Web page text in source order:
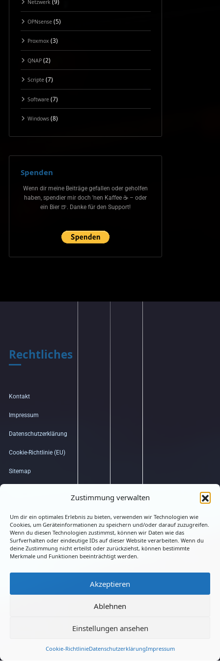
Zustimmung verwalten
Um dir ein optimales Erlebnis zu bieten, verwenden wir Technologien wie
Cookies, um Geräteinformationen zu speichern und/oder darauf zuzugreifen.
Wenn du diesen Technologien zustimmst, können wir Daten wie das
Surfverhalten oder eindeutige IDs auf dieser Website verarbeiten. Wenn du
deine Zustimmung nicht erteilst oder zurückziehst, können bestimmte
Merkmale und Funktionen beeinträchtigt werden.
Akzeptieren
Ablehnen
Einstellungen ansehen
Cookie-RichtlinieDatenschutzerklärungImpressum
Netzwerk(9)
OPNsense(5)
Proxmox (3)
QNAP(2)
Scripte(7)
Software(7)
Windows(8)
Spenden
Wenn dir meine Beiträge gefallen oder geholfen
haben, spendier mir doch ’nen Kaffee ☕ – oder
ein Bier 🍺. Danke für den Support!
Rechtliches
Kontakt
Impressum
Datenschutzerklärung
Cookie-Richtlinie (EU)
Sitemap
Hub
Connected